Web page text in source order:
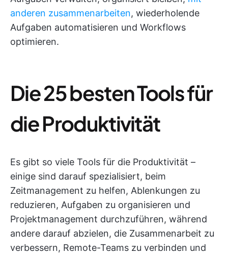
anderen zusammenarbeiten, wiederholende
Aufgaben automatisieren und Workflows
optimieren.
Die 25 besten Tools für
die Produktivität
Es gibt so viele Tools für die Produktivität –
einige sind darauf spezialisiert, beim
Zeitmanagement zu helfen, Ablenkungen zu
reduzieren, Aufgaben zu organisieren und
Projektmanagement durchzuführen, während
andere darauf abzielen, die Zusammenarbeit zu
verbessern, Remote-Teams zu verbinden und